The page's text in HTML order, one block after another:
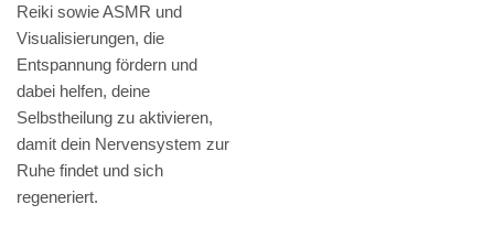
Reiki sowie ASMR und
Visualisierungen, die
Entspannung fördern und
dabei helfen, deine
Selbstheilung zu aktivieren,
damit dein Nervensystem zur
Ruhe findet und sich
regeneriert.